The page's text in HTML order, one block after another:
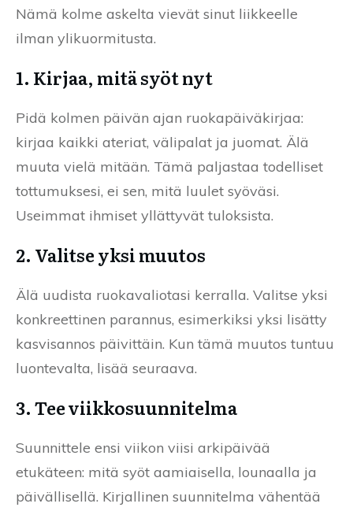
Nämä kolme askelta vievät sinut liikkeelle
ilman ylikuormitusta.
1. Kirjaa, mitä syöt nyt
Pidä kolmen päivän ajan ruokapäiväkirjaa:
kirjaa kaikki ateriat, välipalat ja juomat. Älä
muuta vielä mitään. Tämä paljastaa todelliset
tottumuksesi, ei sen, mitä luulet syöväsi.
Useimmat ihmiset yllättyvät tuloksista.
2. Valitse yksi muutos
Älä uudista ruokavaliotasi kerralla. Valitse yksi
konkreettinen parannus, esimerkiksi yksi lisätty
kasvisannos päivittäin. Kun tämä muutos tuntuu
luontevalta, lisää seuraava.
3. Tee viikkosuunnitelma
Suunnittele ensi viikon viisi arkipäivää
etukäteen: mitä syöt aamiaisella, lounaalla ja
päivällisellä. Kirjallinen suunnitelma vähentää